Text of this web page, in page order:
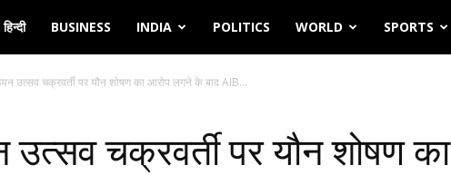
हिन्दी BUSINESS INDIA POLITICS WORLD SPORTS
उत्सव चक्रवर्ती पर यौन शोषण का आरोप लगने के बाद AIB...
उत्सव चक्रवर्ती पर यौन शोषण का